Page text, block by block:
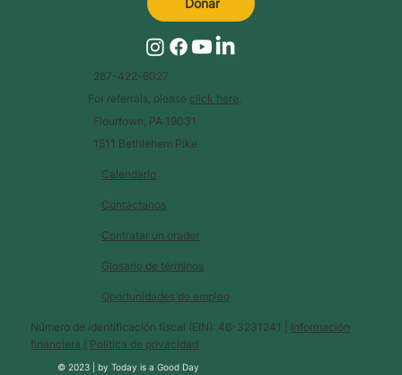
Calendario
Glosario de términos
Contáctanos
Contratar un orador
Oportunidades de empleo
Número de identificación fiscal (EIN): 46-3231241 | Información
financiera
Política de privacidad
© 2023 |byToday is a Good Day
267-422-6027
For referrals, please click here
Flourtown, PA 19031
1511 Bethlehem Pike
Donar